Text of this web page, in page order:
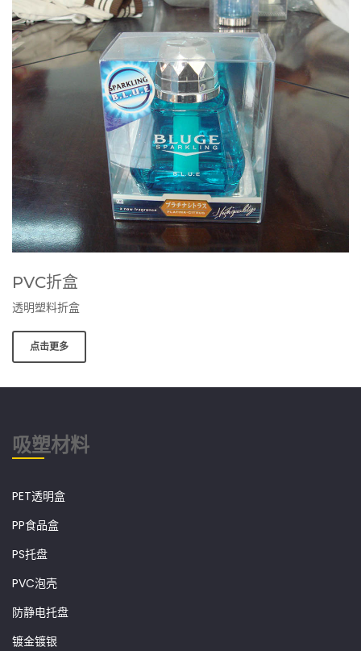
PVC折盒
透明塑料折盒
点击更多
吸塑材料
PET透明盒
PP食品盒
PS托盘
PVC泡壳
防静电托盘
镀金镀银